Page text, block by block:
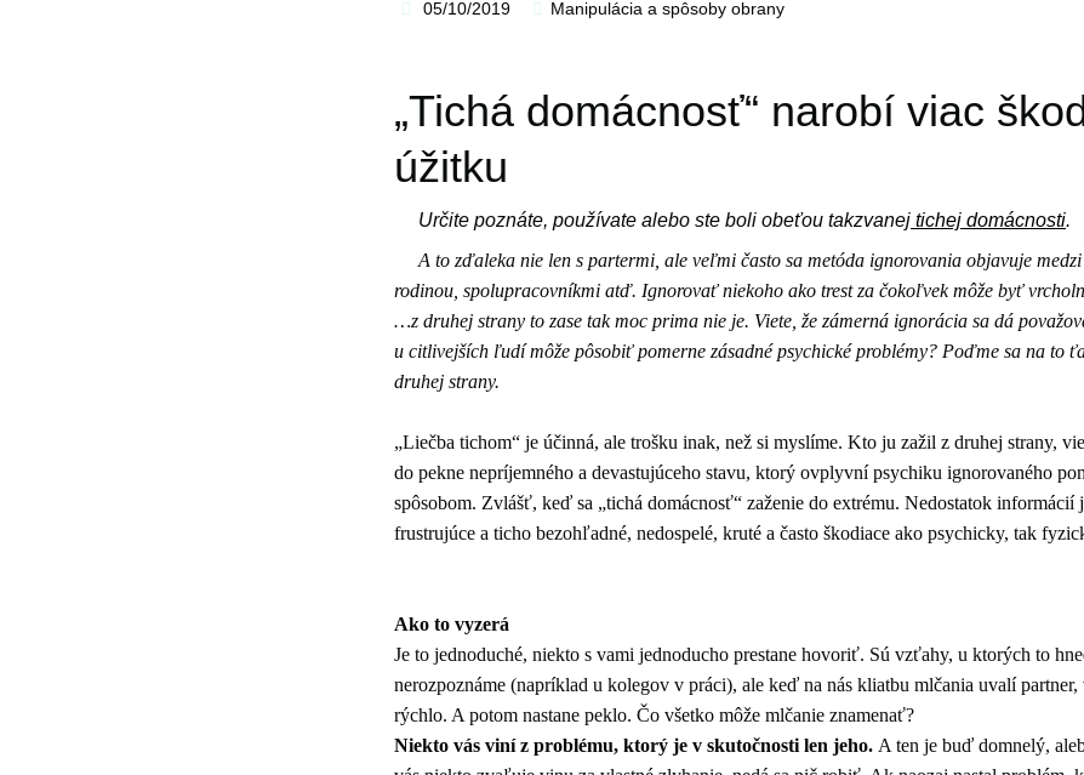
05/10/2019 Manipulácia a spôsoby obrany
„Tichá domácnosť“ narobí viac
úžitku
Určite poznáte, používate alebo ste boli obeťou takzvanej tichej domácnosti.
A to zďaleka nie len s partermi, ale veľmi často sa metóda ignorovania objavuje medzi
rodinou, spolupracovníkmi atď. Ignorovať niekoho ako trest za čokoľvek môže byť
…z druhej strany to zase tak moc prima nie je. Viete, že zámerná ignorácia sa dá
u citlivejších ľudí môže pôsobiť pomerne zásadné psychické problémy? Poďme sa na to
druhej strany.
„Liečba tichom“ je účinná, ale trošku inak, než si myslíme. Kto ju zažil z druhej strany,
do pekne nepríjemného a devastujúceho stavu, ktorý ovplyvní psychiku ignorovaného
spôsobom. Zvlášť, keď sa „tichá domácnosť“ zaženie do extrému. Nedostatok informácií
frustrujúce a ticho bezohľadné, nedospelé, kruté a často škodiace ako psychicky, tak
Ako to vyzerá
Je to jednoduché, niekto s vami jednoducho prestane hovoriť. Sú vzťahy, u ktorých to
nerozpoznáme (napríklad u kolegov v práci), ale keď na nás kliatbu mlčania uvalí
rýchlo. A potom nastane peklo. Čo všetko môže mlčanie znamenať?
Niekto vás viní z problému, ktorý je v skutočnosti len jeho. A ten je buď domnelý,